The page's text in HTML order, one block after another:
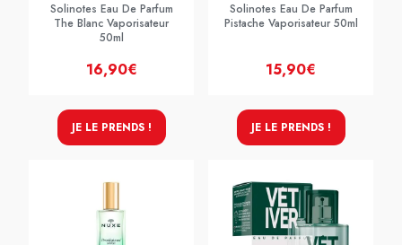
Solinotes Eau De Parfum
The Blanc Vaporisateur
50ml
16,90€
JE LE PRENDS !
Solinotes Eau De Parfum
Pistache Vaporisateur 50ml
15,90€
JE LE PRENDS !